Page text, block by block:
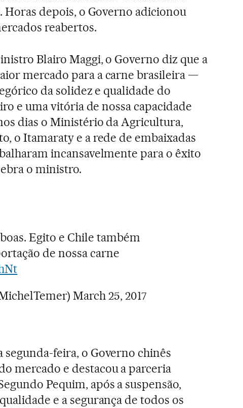
Horas depois, o Governo adicionou
reabertos.
Blairo Maggi, o Governo diz que a
mercado para a carne brasileira —
da solidez e qualidade do
e uma vitória de nossa capacidade
dias o Ministério da Agricultura,
o Itamaraty e a rede de embaixadas
incansavelmente para o êxito
o ministro.
Egito e Chile também
de nossa carne
March 25, 2017
feira, o Governo chinês
mercado e destacou a parceria
Pequim, após a suspensão,
e a segurança de todos os